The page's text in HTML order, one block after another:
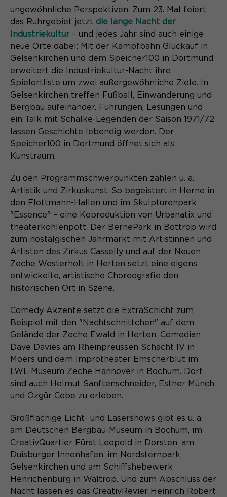
Content Management System dieser
Webseite. Diese Basis-Cookies sind
unerlässlich, damit Ihr Besuch auf der
Website angenehm und flüssig wird:
Sie ermöglichen es der Website, Sie
zu erkennen und somit Ihre Sitzung
offen zu halten. Es speichert bei
einem Benutzer-Login für einen
geschlossenen Bereich die Benutzer-
ID als verschlüsselten Wert (sog.
Datenbankeintrag des Nutzers.
Name PHPSESSID
Anbieter
Laufzeit
Der Session Cookie wird beim
Schließen des Browsers wieder
gelöscht.
Zweck
PHPs Standard Sitzungs- Identifikation
(Formulare).
Name be_typo_user
Anbieter TYPO3
Ende der Sitzung
Dieser Cookie teilt der Webseite mit,
ob ein Besucher im Typo3-Backend
diese zu verwalten.
Name cookie_optin
Anbieter Sgalinski
Name _pk_id*
Anbieter Matomo
Zweck
Dient zur anonymen
Wiedererkennung eines Besuchers.
Name _pk_ses*
Anbieter
Laufzeit 30 Minuten
Zweck
Speichert vorübergehend Daten der
aktuellen Sitzung.
Name _pk_ref.*
Anbieter
Zweck Speichert die Herkunft des Besuchers.
Name MATOMO_SESSID
Anbieter Matomo
Laufzeit Sitzung
Zweck
Temporäre Session-ID, ohne
personenbezogene Daten.
Cookie-Informationen
Aktivierung Mehrsprachigkeit
Diese Cookies ermöglichen die automatische
Übersetzung der Website-Inhalte durch GTranslate.
Name googtrans
Anbieter GTranslate Inc.
Laufzeit 1 Jahr
Übersetzung der Website.
Cookie-Informationen
ungewöhnliche Perspektiven. Zum 23. Mal feiert
das Ruhrgebiet jetzt die lange Nacht der
Industriekultur – und jedes Jahr sind auch einige
neue Orte dabei: Mit der Kampfbahn Glückauf in
Gelsenkirchen und dem Speicher100 in Dortmund
erweitert die Industriekultur-Nacht ihre
Spielortliste um zwei außergewöhnliche Ziele. In
Gelsenkirchen treffen Fußball, Einwanderung und
Bergbau aufeinander. Führungen, Lesungen und
ein Talk mit Schalke-Legenden der Saison 1971/72
lassen Geschichte lebendig werden. Der
Speicher100 in Dortmund öffnet sich als
Kunstraum.
Zu den Programmschwerpunkten zählen u. a.
Artistik und Zirkuskunst. So begeistert in Herne in
den Flottmann-Hallen und im Skulpturenpark
"Essence" – eine Koproduktion von Urbanatix und
theaterkohlenpott. Der BernePark in Bottrop wird
zum nostalgischen Jahrmarkt mit Artistinnen und
Artisten des Zirkus Casselly und auf der Neuen
Zeche Westerholt in Herten setzt eine eigens
entwickelte, artistische Choreografie den
historischen Ort in Szene.
Comedy-Akzente setzt die ExtraSchicht zum
Beispiel mit den "Nachtschnittchen" auf dem
Gelände der Zeche Ewald in Herten, Comedian
Dave Davies am Rheinpreussen Schacht IV in
Moers und dem Improtheater Emscherblut im
LWL-Museum Zeche Hannover in Bochum. Dort
sind auch Helmut Sanftenschneider, Esther Münch
und Özgür Cebe zu erleben.
Großflächige Licht- und Lasershows gibt es u. a.
am Deutschen Bergbau-Museum in Bochum, im
CreativQuartier Fürst Leopold in Dorsten, am
Duisburger Innenhafen, im Nordsternpark
Gelsenkirchen und am Schiffshebewerk
Henrichenburg in Waltrop. Und zum Abschluss der
Nacht lassen es das CreativRevier Heinrich Robert